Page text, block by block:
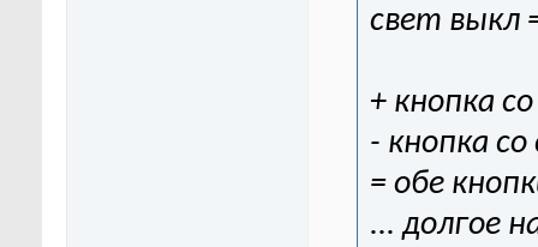
свет выкл
+ кнопка
- кнопка
= обе
... долгое